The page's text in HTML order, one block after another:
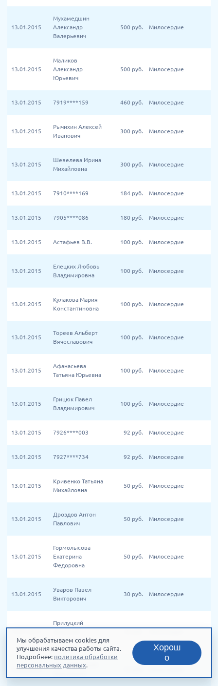
13.01.2015
Мухамедшин
Александр
Валерьевич
500 руб. Милосердие
13.01.2015
Маликов
Александр
Юрьевич
500 руб. Милосердие
13.01.2015 7919****159 460 руб. Милосердие
13.01.2015
Рычихин Алексей
Иванович
300 руб. Милосердие
13.01.2015
Шевелева Ирина
Михайловна
300 руб. Милосердие
13.01.2015 7910****169 184 руб. Милосердие
13.01.2015 7905****086 180 руб. Милосердие
13.01.2015 Астафьев В.В. 100 руб. Милосердие
13.01.2015
Елецких Любовь
Владимировна
100 руб. Милосердие
13.01.2015
Кулакова Мария
Константиновна
100 руб. Милосердие
13.01.2015
Тореев Альберт
Вячеславович
100 руб. Милосердие
13.01.2015
Афанасьева
Татьяна Юрьевна
100 руб. Милосердие
13.01.2015
Грицюк Павел
Владимирович
100 руб. Милосердие
13.01.2015 7926****003 92 руб. Милосердие
13.01.2015 7927****734 92 руб. Милосердие
13.01.2015
Кривенко Татьяна
Михайловна
50 руб. Милосердие
13.01.2015
Дроздов Антон
Павлович
50 руб. Милосердие
13.01.2015
Гормолысова
Екатерина
Федоровна
50 руб. Милосердие
13.01.2015
Уваров Павел
Викторович
30 руб. Милосердие
Прилуцкий
Дмитриевич
13.01.2015
Антонов Сергей
Мы обрабатываем cookies для
улучшения качества работы сайта.
Подробнее: политика обработки
персональных данных.
Хорош
о